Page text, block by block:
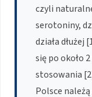
czyli
serotoniny,
działa
się po około
stosowania
Polsce